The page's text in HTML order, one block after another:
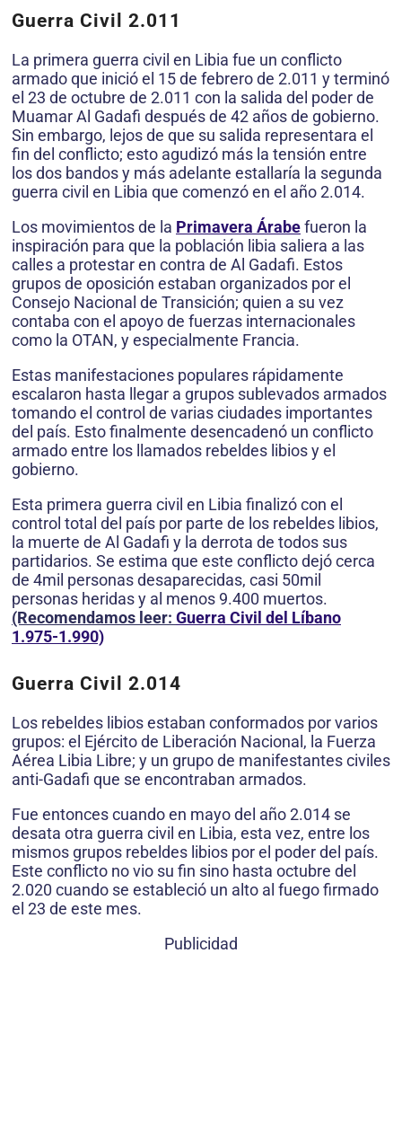
Guerra Civil 2.011
La primera guerra civil en Libia fue un conflicto
armado que inició el 15 de febrero de 2.011 y terminó
el 23 de octubre de 2.011 con la salida del poder de
Muamar Al Gadafi después de 42 años de gobierno.
Sin embargo, lejos de que su salida representara el
fin del conflicto; esto agudizó más la tensión entre
los dos bandos y más adelante estallaría la segunda
guerra civil en Libia que comenzó en el año 2.014.
Los movimientos de la Primavera Árabefueron la
inspiración para que la población libia saliera a las
calles a protestar en contra de Al Gadafi. Estos
grupos de oposición estaban organizados por el
Consejo Nacional de Transición; quien a su vez
contaba con el apoyo de fuerzas internacionales
como la OTAN, y especialmente Francia.
Estas manifestaciones populares rápidamente
escalaron hasta llegar a grupos sublevados armados
tomando el control de varias ciudades importantes
del país. Esto finalmente desencadenó un conflicto
armado entre los llamados rebeldes libios y el
gobierno.
Esta primera guerra civil en Libia finalizó con el
control total del país por parte de los rebeldes libios,
la muerte de Al Gadafi y la derrota de todos sus
partidarios. Se estima que este conflicto dejó cerca
de 4mil personas desaparecidas, casi 50mil
personas heridas y al menos 9.400 muertos.
(Recomendamos leer: Guerra Civil del Líbano
1.975-1.990)
Guerra Civil 2.014
Los rebeldes libios estaban conformados por varios
grupos: el Ejército de Liberación Nacional, la Fuerza
Aérea Libia Libre; y un grupo de manifestantes civiles
anti-Gadafi que se encontraban armados.
Fue entonces cuando en mayo del año 2.014 se
desata otra guerra civil en Libia, esta vez, entre los
mismos grupos rebeldes libios por el poder del país.
Este conflicto no vio su fin sino hasta octubre del
2.020 cuando se estableció un alto al fuego firmado
el 23 de este mes.
Publicidad